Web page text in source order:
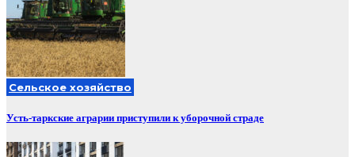
Сельское хозяйство
Усть-таркские аграрии приступили к уборочной страде